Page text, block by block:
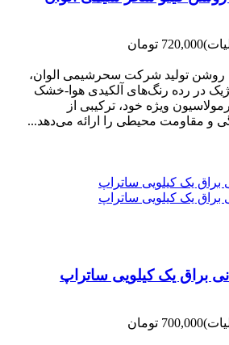
720,000 تومان
روشن تولید شرکت سحرشیمی الوان،
در رده رنگ‌های آلکیدی هوا-خشک
ویژه خود، ترکیبی از
و مقاومت محیطی را ارائه می‌دهد...
براق یک کیلویی ساتراپ
700,000 تومان